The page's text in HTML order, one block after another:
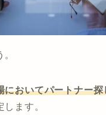
においてパートナー
ます。